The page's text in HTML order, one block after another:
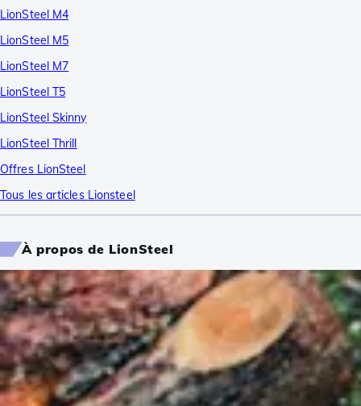
LionSteel M4
LionSteel M5
LionSteel M7
LionSteel T5
LionSteel Skinny
LionSteel Thrill
Offres LionSteel
Tous les articles Lionsteel
À propos de LionSteel